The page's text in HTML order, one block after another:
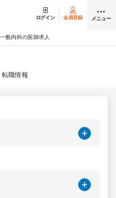
ログイン 会員登録 メニュー
一般内科の医師求人
職情報